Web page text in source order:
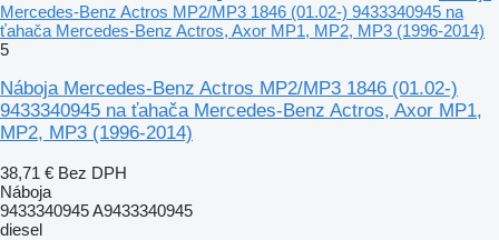
Mercedes-Benz Actros MP2/MP3 1846 (01.02-) 9433340945 na
ťahača Mercedes-Benz Actros, Axor MP1, MP2, MP3 (1996-2014)
5
Náboja Mercedes-Benz Actros MP2/MP3 1846 (01.02-)
9433340945 na ťahača Mercedes-Benz Actros, Axor MP1,
MP2, MP3 (1996-2014)
38,71 € Bez DPH
Náboja
9433340945 A9433340945
diesel